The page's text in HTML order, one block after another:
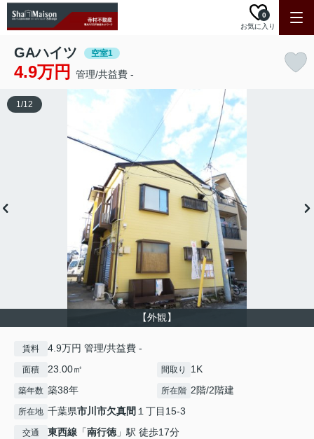
お気に入り
0
GAハイツ 空室1
4.9万円 管理/共益費 -
【外観】
1/12
賃料 4.9万円 管理/共益費 -
面積 23.00㎡ 間取り 1K
築年数 築38年 所在階 2階/2階建
所在地 千葉県市川市欠真間 １丁目15-3
交通 東西線 「南行徳」駅 徒歩17分